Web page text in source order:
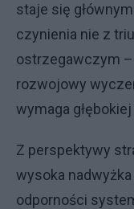
staje się
czynienia nie z
ostrzegawczym
rozwojowy
wymaga
Z perspektywy
wysoka
odporności